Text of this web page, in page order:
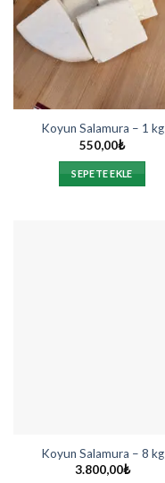
Koyun Salamura – 1 kg
550,00₺
SEPETE EKLE
Koyun Salamura – 8 kg
3.800,00₺